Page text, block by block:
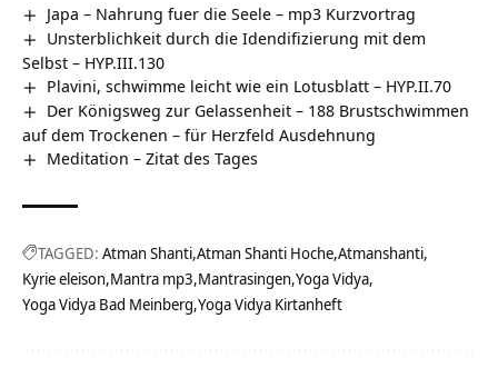
Japa – Nahrung fuer die Seele – mp3 Kurzvortrag
Unsterblichkeit durch die Idendifizierung mit dem
Selbst – HYP.III.130
Plavini, schwimme leicht wie ein Lotusblatt – HYP.II.70
Der Königsweg zur Gelassenheit – 188 Brustschwimmen
auf dem Trockenen – für Herzfeld Ausdehnung
Meditation – Zitat des Tages
TAGGED: Atman Shanti Atman Shanti Hoche Atmanshanti
Kyrie eleison Mantra mp3 Mantrasingen Yoga Vidya
Yoga Vidya Bad Meinberg Yoga Vidya Kirtanheft